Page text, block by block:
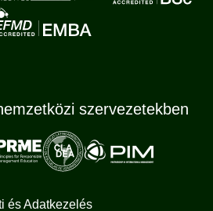
szervezetekben
és Adatkezelés